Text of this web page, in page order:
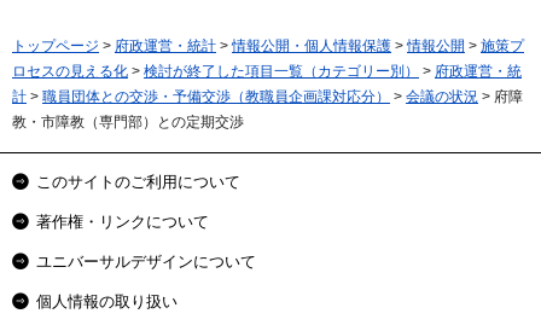
トップページ > 府政運営・統計 >情報公開・個人情報保護 >情報公開 > 施策プ
ロセスの見える化 > 検討が終了した項目一覧（カテゴリー別） > 府政運営・統
計 > 職員団体との交渉・予備交渉（教職員企画課対応分） > 会議の状況 > 府障
教・市障教（専門部）との定期交渉
このサイトのご利用について
著作権・リンクについて
ユニバーサルデザインについて
個人情報の取り扱い